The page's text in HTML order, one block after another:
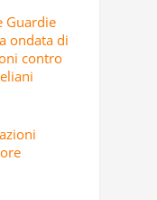
Guardie
ondata di
contro